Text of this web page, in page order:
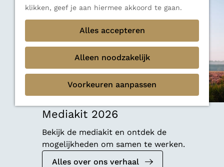
klikken, geef je aan hiermee akkoord te gaan.
Alles accepteren
Alleen noodzakelijk
Voorkeuren aanpassen
Mediakit 2026
Bekijk de mediakit en ontdek de
mogelijkheden om samen te werken.
Alles over ons verhaal